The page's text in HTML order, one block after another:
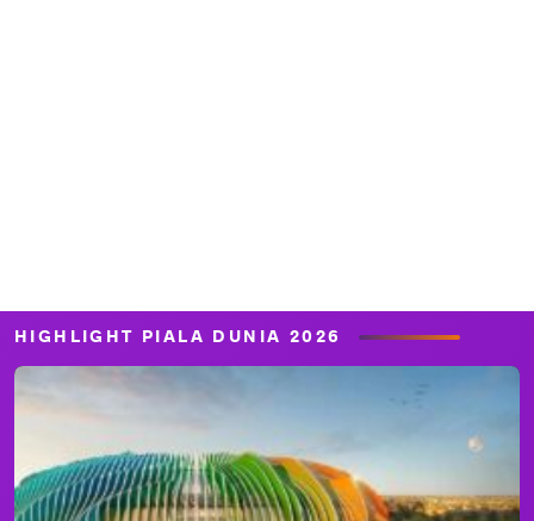
HIGHLIGHT PIALA DUNIA 2026